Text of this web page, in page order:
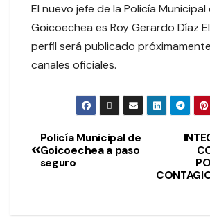
El nuevo jefe de la Policía Municipal
Goicoechea es Roy Gerardo Díaz
perfil será publicado
canales oficiales.
Policía Municipal de
Goicoechea a paso
seguro